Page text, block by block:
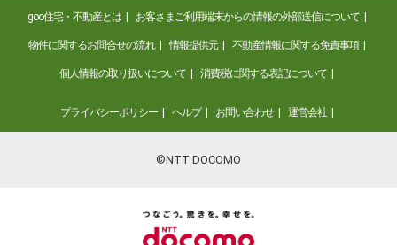
goo住宅・不動産とは お客さまご利用端末からの情報の外部送信について
物件に関するお問合せの流れ 情報提供元 不動産情報に関する免責事項
個人情報の取り扱いについて 消費税に関する表記について
プライバシーポリシー ヘルプ お問い合わせ 運営会社
©NTT DOCOMO